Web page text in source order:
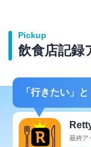
Pickup
飲食店記録
「行きたい」
最終ア